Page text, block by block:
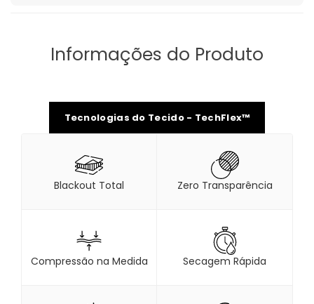
Informações do Produto
Tecnologias do Tecido - TechFlex™
Blackout Total Zero Transparência
Compressão na Medida Secagem Rápida